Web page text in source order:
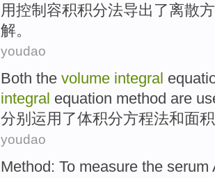
用控制 容积积分法导出了离散
解。
youdao
Both the volume integral
integral equation method are
分别 运用了体积分方程法和面
youdao
Method: To measure the serum